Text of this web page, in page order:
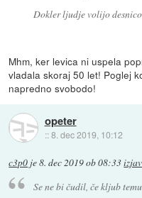
Dokler ljudje volijo
Mhm, ker levica ni uspela
vladala skoraj 50 let! Poglej
napredno svobodo!
opeter
::8. dec 2019, 10:12
c3p0 je8. dec 2019 ob 08:33
Se ne bi čudil, če kljub